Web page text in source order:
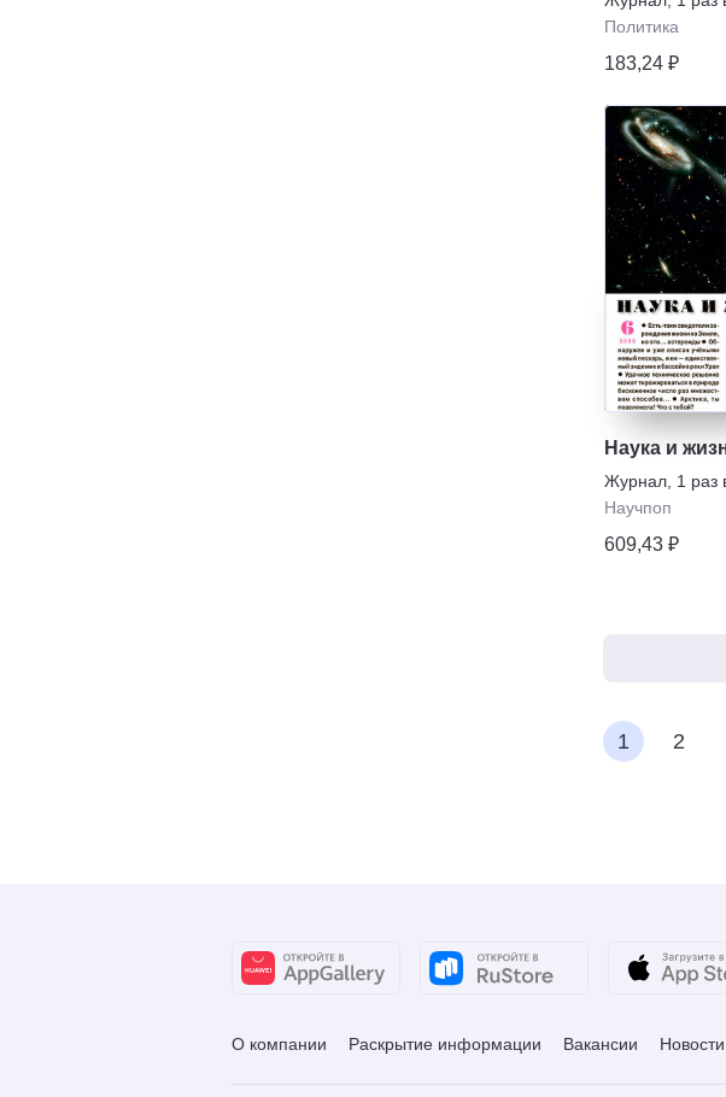
Политика
183,24 ₽
Наука и
Журнал, 1 раз
Научпоп
609,43 ₽
1 2
О компании Раскрытие информации Вакансии Новости